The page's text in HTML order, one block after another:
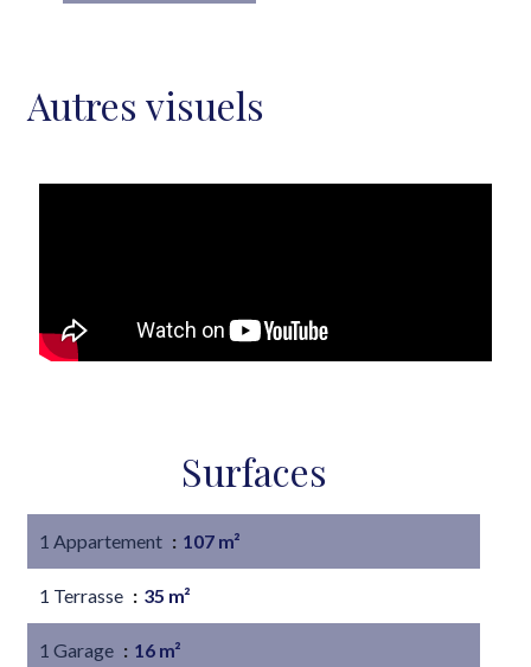
Autres visuels
Surfaces
1 Appartement 107 m²
1 Terrasse 35 m²
1 Garage 16 m²